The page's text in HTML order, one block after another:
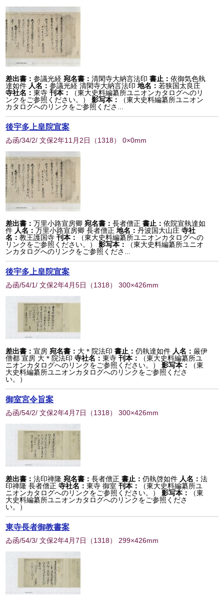
差出書：参議光経 宛名書：清閑寺大納言法印 書止：依御気色執
達如件 人名：参議光経 清閑寺大納言法印 地名：若狭国太良庄
寺社名：東寺 刊本：
（東大史料編纂所ユニオンカタログへのリ
ンクをご参照ください。）
影写本：
（東大史料編纂所ユニオン
カタログへのリンクをご参照くださ...
後宇多上皇院宣案
ゐ函/34/2/ 文保2年11月2日 （1318） 0×0mm
差出書：万里小路宣房卿 宛名書：長者僧正 書止：依院宣執達如
件 人名：万里小路宣房卿 長者僧正 地名：丹波国大山庄 寺社
名：教王護国寺 刊本：
（東大史料編纂所ユニオンカタログへの
リンクをご参照ください。）
影写本：
（東大史料編纂所ユニオ
ンカタログへのリンクをご参照くださ...
後宇多上皇院宣案
ゐ函/54/1/ 文保2年4月5日 （1318） 300×426mm
差出書：宣房 宛名書： 大＊院法印 書止：仍執達如件 人名： 厳伊
僧都 宣房 大＊院法印 寺社名：東寺 刊本：
（東大史料編纂所ユ
ニオンカタログへのリンクをご参照ください。）
影写本：
（東
大史料編纂所ユニオンカタログへのリンクをご参照くださ
い。）
御室宮令旨案
ゐ函/54/2/ 文保2年4月7日 （1318） 300×426mm
差出書：法印禅隆 宛名書：長者僧正 書止：仍執啓如件 人名：法
印禅隆 長者僧正 寺社名：東寺 御室 刊本：
（東大史料編纂所ユ
ニオンカタログへのリンクをご参照ください。）
影写本：
（東
大史料編纂所ユニオンカタログへのリンクをご参照くださ
い。）
東寺長者御教書案
ゐ函/54/3/ 文保2年4月7日 （1318） 299×426mm